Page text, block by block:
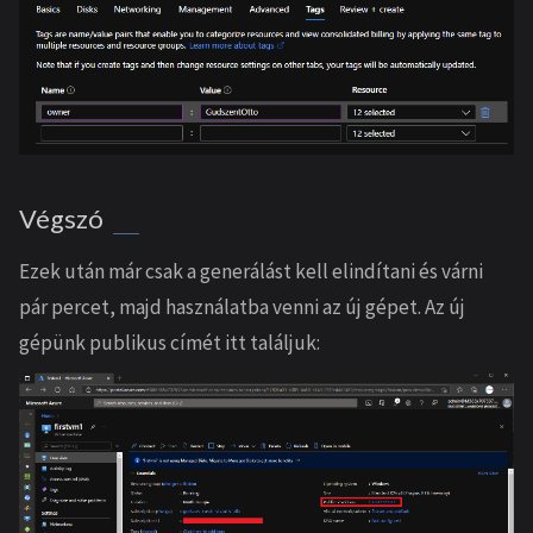
Végszó
Ezek után már csak a generálást kell elindítani és várni
pár percet, majd használatba venni az új gépet. Az új
gépünk publikus címét itt találjuk: